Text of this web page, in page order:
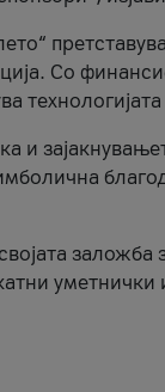
Со
и